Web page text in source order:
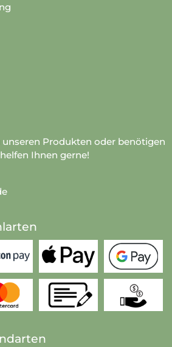
unseren Produkten oder benötigen
Ihnen gerne!